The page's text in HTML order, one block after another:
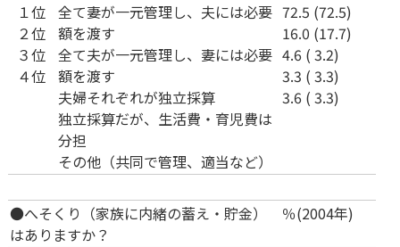
１位
２位
３位
４位
全て妻が一元管理し、夫には必要
額を渡す
全て夫が一元管理し、妻には必要
額を渡す
夫婦それぞれが独立採算
独立採算だが、生活費・育児費は
分担
その他（共同で管理、適当など）
72.5 (72.5)
16.0 (17.7)
4.6 ( 3.2)
3.3 ( 3.3)
3.6 ( 3.3)
●へそくり（家族に内緒の蓄え・貯金）
はありますか？
％(2004年)